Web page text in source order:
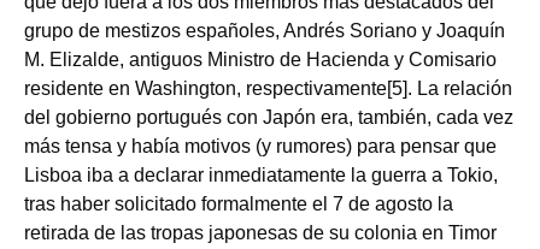
grupo de mestizos españoles, Andrés Soriano y Joaquín
M. Elizalde, antiguos Ministro de Hacienda y Comisario
residente en Washington, respectivamente[5]. La relación
del gobierno portugués con Japón era, también, cada vez
más tensa y había motivos (y rumores) para pensar que
Lisboa iba a declarar inmediatamente la guerra a Tokio,
tras haber solicitado formalmente el 7 de agosto la
retirada de las tropas japonesas de su colonia en Timor